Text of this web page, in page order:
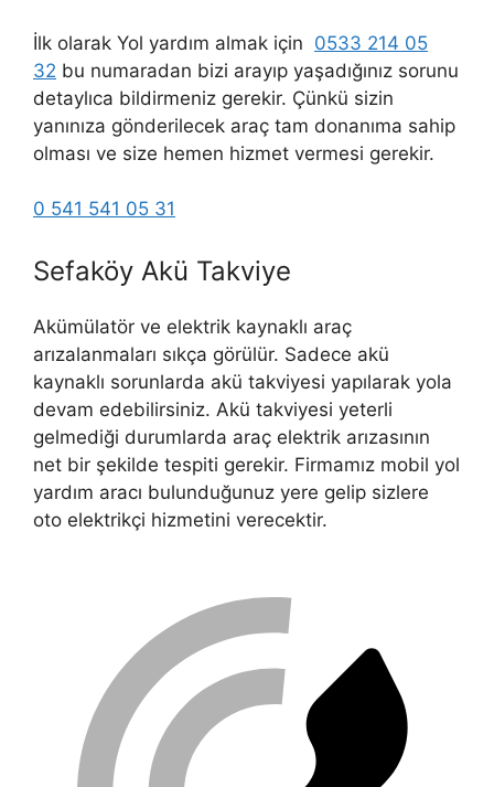
İlk olarak Yol yardım almak için 0533 214 05
32 bu numaradan bizi arayıp yaşadığınız sorunu
detaylıca bildirmeniz gerekir. Çünkü sizin
yanınıza gönderilecek araç tam donanıma sahip
olması ve size hemen hizmet vermesi gerekir.
0 541 541 05 31
Sefaköy Akü Takviye
Akümülatör ve elektrik kaynaklı araç
arızalanmaları sıkça görülür. Sadece akü
kaynaklı sorunlarda akü takviyesi yapılarak yola
devam edebilirsiniz. Akü takviyesi yeterli
gelmediği durumlarda araç elektrik arızasının
net bir şekilde tespiti gerekir. Firmamız mobil yol
yardım aracı bulunduğunuz yere gelip sizlere
oto elektrikçi hizmetini verecektir.